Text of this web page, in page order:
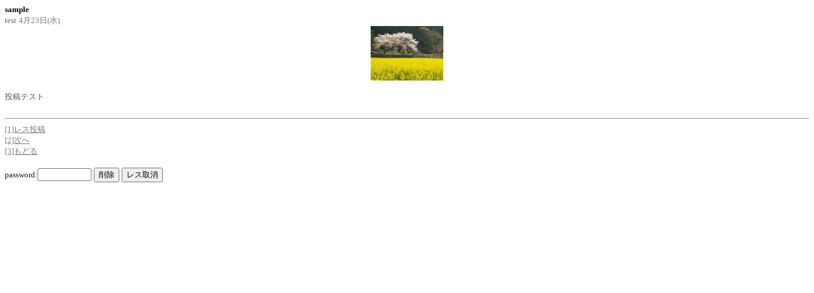
sample
test 4月23日(水)
投稿テスト
[1]レス投稿
[2]次へ
[3]もどる
password: